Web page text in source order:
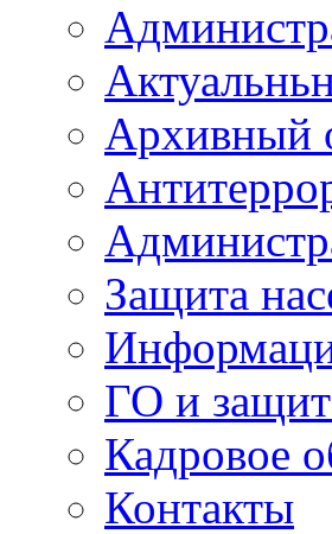
Архивный
Защита
ГО и
Кадровое
Контакты